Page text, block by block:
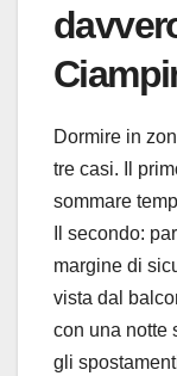
Dormire in
tre casi. Il
sommare
Il secondo:
margine di
vista dal
con una notte
gli